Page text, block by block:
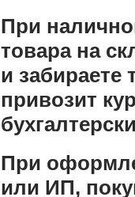
При
товара на
и забираете
привозит
При
или ИП,